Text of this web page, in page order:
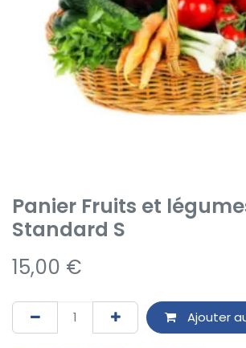
Panier Fruits et
Standard S
15,00 €
Ajouter